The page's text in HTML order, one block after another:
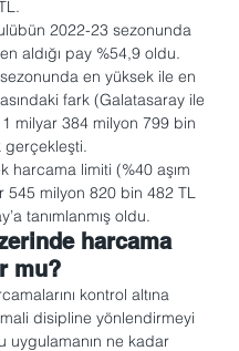
2022-23 sezonunda
aldığı pay %54,9 oldu.
en yüksek ile en
fark (Galatasaray ile
milyar 384 milyon 799 bin
gerçekleşti.
harcama limiti (%40 aşım
545 milyon 820 bin 482 TL
tanımlanmış oldu.
harcama
mu?
kontrol altına
disipline yönlendirmeyi
uygulamanın ne kadar